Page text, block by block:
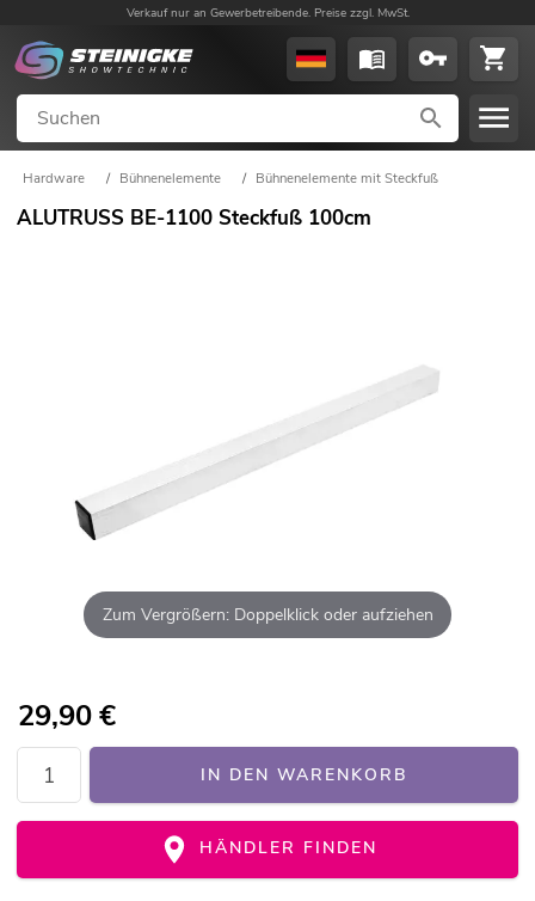
Verkauf nur an Gewerbetreibende. Preise zzgl. MwSt.
Hardware / Bühnenelemente / Bühnenelemente mit Steckfuß
ALUTRUSS BE-1100 Steckfuß 100cm
Zum Vergrößern: Doppelklick oder aufziehen
29,90€
IN DEN WARENKORB
HÄNDLER FINDEN